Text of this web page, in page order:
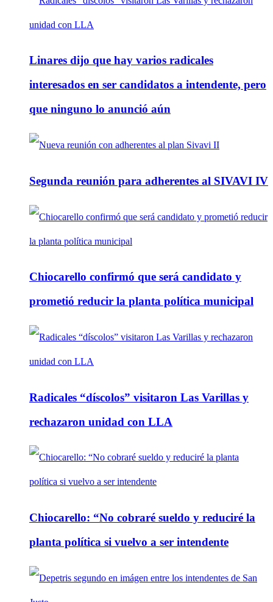
Linares dijo que hay varios radicales
interesados en ser candidatos a intendente, pero
que ninguno lo anunció aún
Segunda reunión para adherentes al SIVAVI IV
Chiocarello confirmó que será candidato y
prometió reducir la planta política municipal
Radicales “díscolos” visitaron Las Varillas y
rechazaron unidad con LLA
Chiocarello: “No cobraré sueldo y reduciré la
planta política si vuelvo a ser intendente